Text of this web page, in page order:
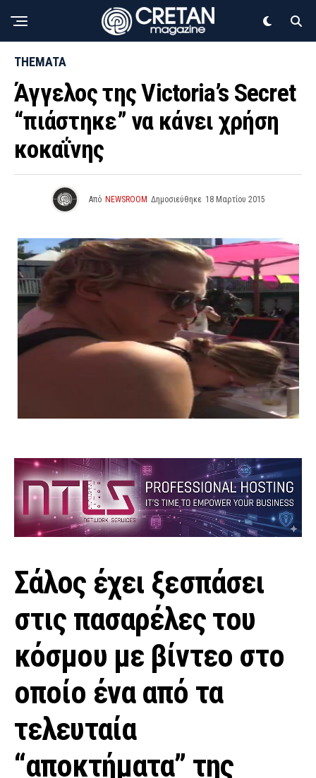
THEMATA
Άγγελος της Victoria’s Secret
“πιάστηκε” να κάνει χρήση
κοκαΐνης
Από NEWSROOM Δημοσιεύθηκε 18 Μαρτίου 2015
Σάλος έχει ξεσπάσει
στις πασαρέλες του
κόσμου με βίντεο στο
οποίο ένα από τα
τελευταία
“αποκτήματα” της